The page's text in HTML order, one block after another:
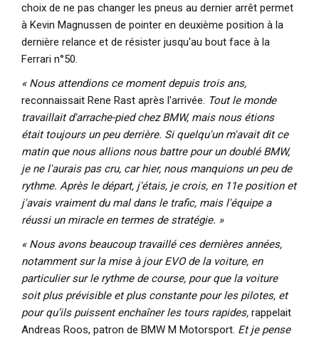
choix de ne pas changer les pneus au dernier arrêt permet
à Kevin Magnussen de pointer en deuxième position à la
dernière relance et de résister jusqu'au bout face à la
Ferrari n°50.
« Nous attendions ce moment depuis trois ans,
reconnaissait Rene Rast après l'arrivée. Tout le monde
travaillait d'arrache-pied chez BMW, mais nous étions
était toujours un peu derrière. Si quelqu'un m'avait dit ce
matin que nous allions nous battre pour un doublé BMW,
je ne l'aurais pas cru, car hier, nous manquions un peu de
rythme. Après le départ, j'étais, je crois, en 11e position et
j'avais vraiment du mal dans le trafic, mais l'équipe a
réussi un miracle en termes de stratégie. »
« Nous avons beaucoup travaillé ces dernières années,
notamment sur la mise à jour EVO de la voiture, en
particulier sur le rythme de course, pour que la voiture
soit plus prévisible et plus constante pour les pilotes, et
pour qu’ils puissent enchaîner les tours rapides, rappelait
Andreas Roos, patron de BMW M Motorsport. Et je pense